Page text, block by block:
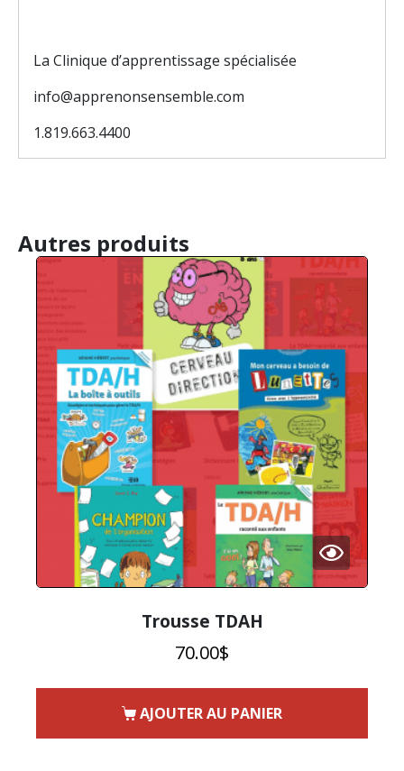
La Clinique d’apprentissage spécialisée
info@apprenonsensemble.com
1.819.663.4400
Autres produits
Trousse TDAH
70.00$
AJOUTER AU PANIER